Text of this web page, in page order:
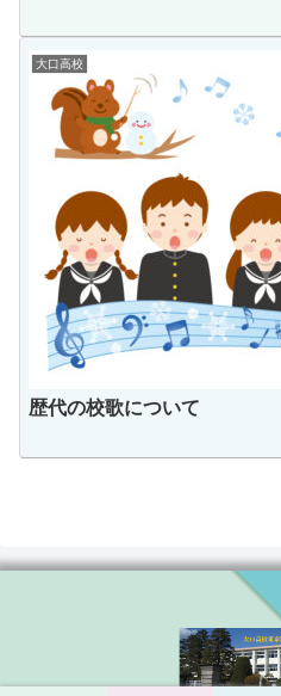
大口高校
歴代の校歌について